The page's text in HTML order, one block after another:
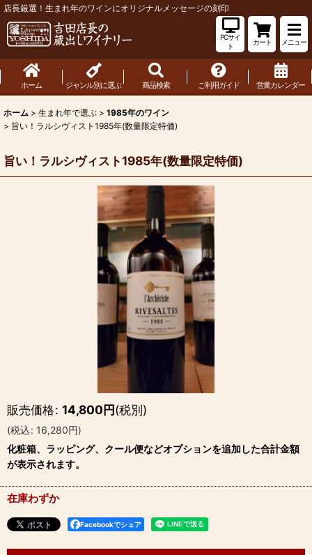
店長厳選！生まれ年のワインにオリジナルメッセージの刻印
PCサイ
ト
カート メニュー
ホーム ジャンル別に選ぶ 商品検索 ご利用ガイド 営業カレンダー
ホーム > 生まれ年で選ぶ > 1985年のワイン
> 旨い！ラルシヴィスト1985年(数量限定特価)
旨い！ラルシヴィスト1985年(数量限定特価)
販売価格: 14,800円(税別)
(税込: 16,280円)
化粧箱、ラッピング、クール便などオプションを追加した合計金額
が表示されます。
在庫わずか
Facebookでシェア